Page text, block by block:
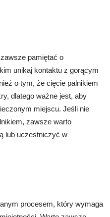
pamiętać o
unikaj kontaktu z gorącym
o tym, że cięcie palnikiem
dlatego ważne jest, aby
miejscu. Jeśli nie
zawsze warto
lub uczestniczyć w
procesem, który wymaga